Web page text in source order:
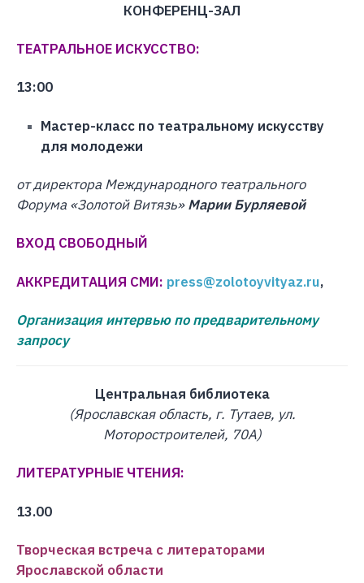
КОНФЕРЕНЦ-ЗАЛ
ТЕАТРАЛЬНОЕ ИСКУССТВО:
13:00
Мастер-класс по театральному искусству
для молодежи
от директора Международного театрального
Форума «Золотой Витязь»Марии Бурляевой
ВХОД СВОБОДНЫЙ
АККРЕДИТАЦИЯ СМИ: press@zolotoyvityaz.ru,
Организация интервью по предварительному
запросу
Центральная библиотека
(Ярославская область, г. Тутаев, ул.
Моторостроителей, 70А)
ЛИТЕРАТУРНЫЕ ЧТЕНИЯ:
13.00
Творческая встреча с литераторами
Ярославской области